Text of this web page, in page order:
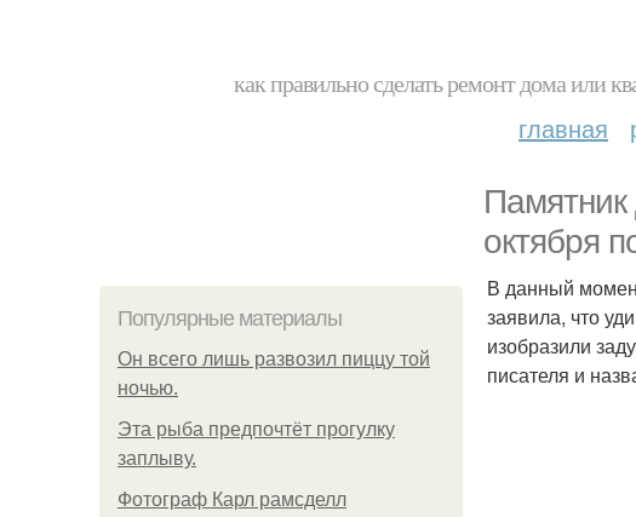
как правильно сделать ремонт дома или
главная
Памятник
октября
Популярные материалы
Он всего лишь развозил пиццу той
ночью.
Эта рыба предпочтёт прогулку
заплыву.
Фотограф Карл рамсделл
В данный
заявила, что
изобразили
писателя и